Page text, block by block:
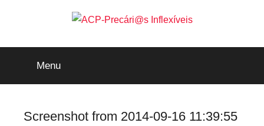
ACP-
Precári@s
Inflexíveis
Menu
Screenshot from 2014-09-16 11:39:55